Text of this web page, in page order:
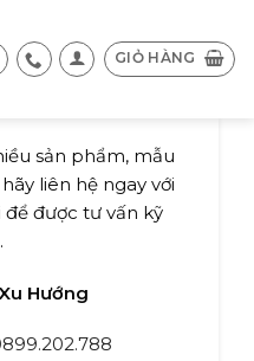
GIỎ HÀNG
sản phẩm, mẫu
liên hệ ngay với
được tư vấn kỹ
Hướng